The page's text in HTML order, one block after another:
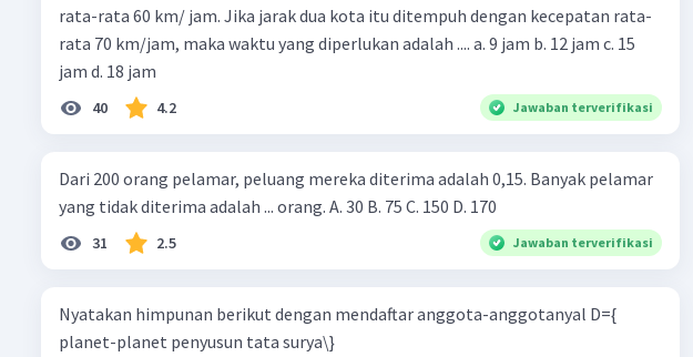
rata-rata 60 km/ jam. Jika jarak dua kota itu ditempuh dengan kecepatan rata-
rata 70 km/jam, maka waktu yang diperlukan adalah .... a. 9 jam b. 12 jam c. 15
jam d. 18 jam
40 4.2 Jawaban terverifikasi
Dari 200 orang pelamar, peluang mereka diterima adalah 0,15. Banyak pelamar
yang tidak diterima adalah ... orang. A. 30 B. 75 C. 150 D. 170
31 2.5 Jawaban terverifikasi
Nyatakan himpunan berikut dengan mendaftar anggota-anggotanyal D={
planet-planet penyusun tata surya\}